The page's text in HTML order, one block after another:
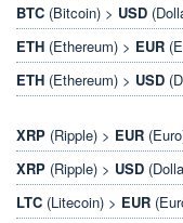
BTC (Bitcoin) > USD
ETH (Ethereum) > EUR
ETH (Ethereum) > USD
XRP (Ripple) > EUR
XRP (Ripple) > USD
LTC (Litecoin) > EUR